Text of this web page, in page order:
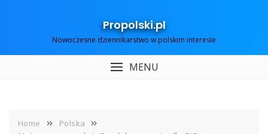
Propolski.pl
Nowoczesne dziennikarstwo w polskim interesie
MENU
Home Polska